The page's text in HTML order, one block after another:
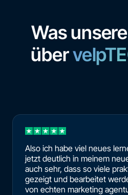
Was
über
Also ich habe viel neues
jetzt deutlich in meinem
auch sehr, dass so viele
gezeigt und bearbeitet
von echten marketing